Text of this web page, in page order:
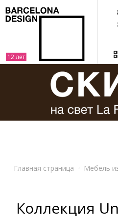
Главная страница Мебель
Коллекция